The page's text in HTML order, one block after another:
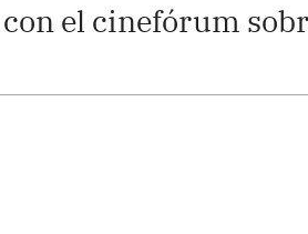
el cinefórum